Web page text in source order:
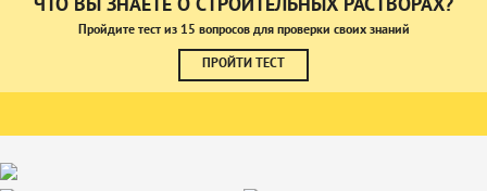
ЧТО ВЫ ЗНАЕТЕ О СТРОИТЕЛЬНЫХ РАСТВОРАХ?
Пройдите тест из 15 вопросов для проверки своих знаний
ПРОЙТИ ТЕСТ